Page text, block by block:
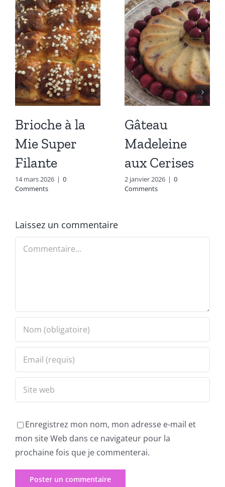
Brioche à la
Mie Super
Filante
14 mars 2026 | 0
Comments
Gâteau
Madeleine
aux Cerises
2 janvier 2026 | 0
Comments
Laissez un commentaire
Commentaire
Enregistrez mon nom, mon adresse e-mail et
mon site Web dans ce navigateur pour la
prochaine fois que je commenterai.